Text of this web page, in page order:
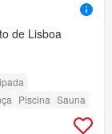
de Lisboa
Piscina Sauna